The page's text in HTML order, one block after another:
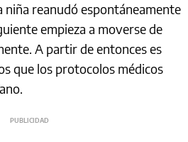
niña reanudó espontáneamente
empieza a moverse de
A partir de entonces es
que los protocolos médicos